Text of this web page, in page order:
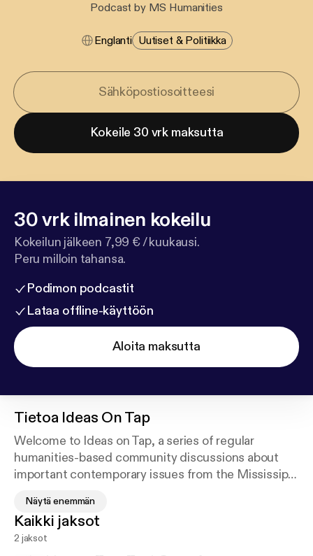
Podcast by MS Humanities
Englanti Uutiset & Politiikka
Kokeile 30 vrk maksutta
30 vrk ilmainen kokeilu
Kokeilun jälkeen 7,99 € / kuukausi.
Peru milloin tahansa.
Podimon podcastit
Lataa offline-käyttöön
Aloita maksutta
Tietoa Ideas On Tap
Welcome to Ideas on Tap, a series of regular
humanities-based community discussions about
important contemporary issues from the Mississippi
discussion featuring knowledgeable participants
who present a wide spectrum of opinions on the
topic, as well as a chance for audience members to
Näytä enemmän
Kaikki jaksot
2 jaksot